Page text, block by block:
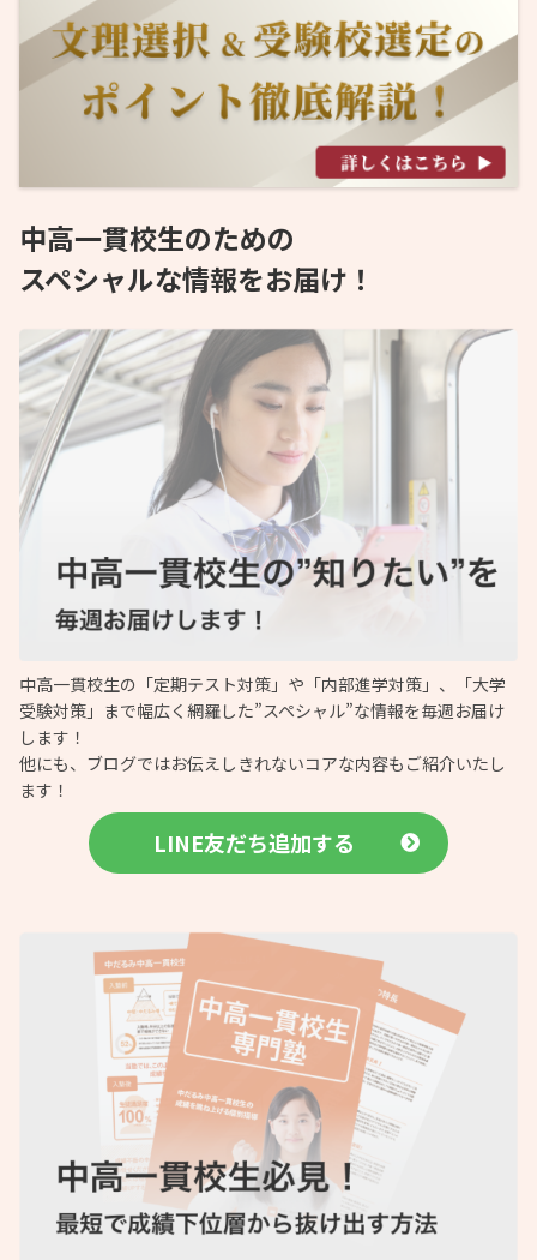
中高一貫校生のための
スペシャルな情報をお届け！
中高一貫校生の「定期テスト対策」や「内部進学対策」、「大学
受験対策」まで幅広く網羅した”スペシャル”な情報を毎週お届け
します！
他にも、ブログではお伝えしきれないコアな内容もご紹介いたし
ます！
LINE友だち追加する